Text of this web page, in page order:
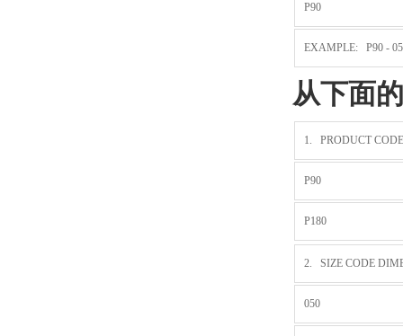
P90
EXAMPLE: P90 -
从下面
1. PRODUCT CODE
P90
P180
2. SIZE CODE
050